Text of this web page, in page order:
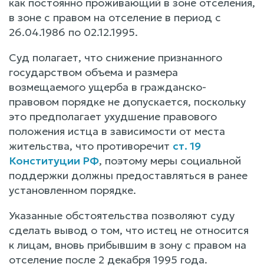
в зоне с правом на отселение в период с
26.04.1986 по 02.12.1995.
Суд полагает, что снижение признанного
государством объема и размера
возмещаемого ущерба в гражданско-
правовом порядке не допускается, поскольку
это предполагает ухудшение правового
положения истца в зависимости от места
жительства, что противоречит ст. 19
Конституции РФ, поэтому меры социальной
поддержки должны предоставляться в ранее
установленном порядке.
Указанные обстоятельства позволяют суду
сделать вывод о том, что истец не относится
к лицам, вновь прибывшим в зону с правом на
отселение после 2 декабря 1995 года.